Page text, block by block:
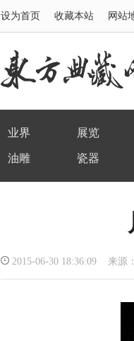
设为首页 收藏本站 网站
业界 展览
油雕 瓷器
2015-06-30 18:36:09 来源